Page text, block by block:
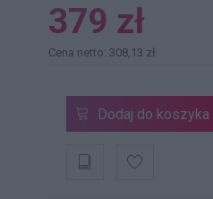
379 zł
Cena netto: 308,13 zł
Dodaj do koszyka